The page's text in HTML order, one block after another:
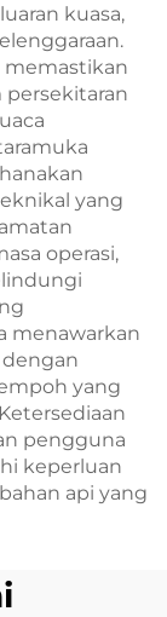
kuasa,
memastikan
persekitaran
yang
operasi,
menawarkan
yang
pengguna
keperluan
api yang